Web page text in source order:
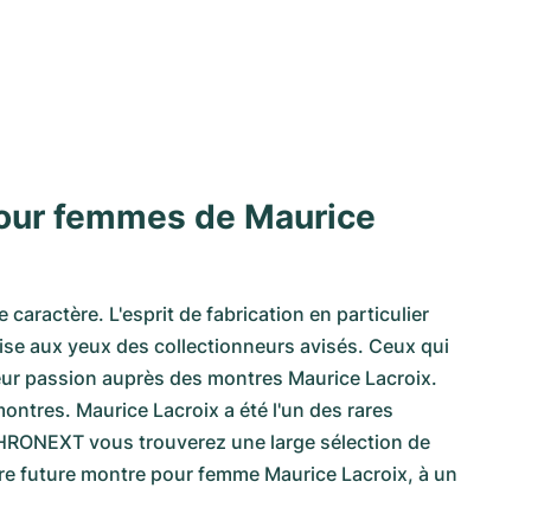
femmes de Maurice
caractère. L'esprit de fabrication en particulier
aux yeux des collectionneurs avisés. Ceux qui
passion auprès des montres Maurice Lacroix.
Maurice Lacroix a été l'un des rares
vous trouverez une large sélection de
future montre pour femme Maurice Lacroix, à un